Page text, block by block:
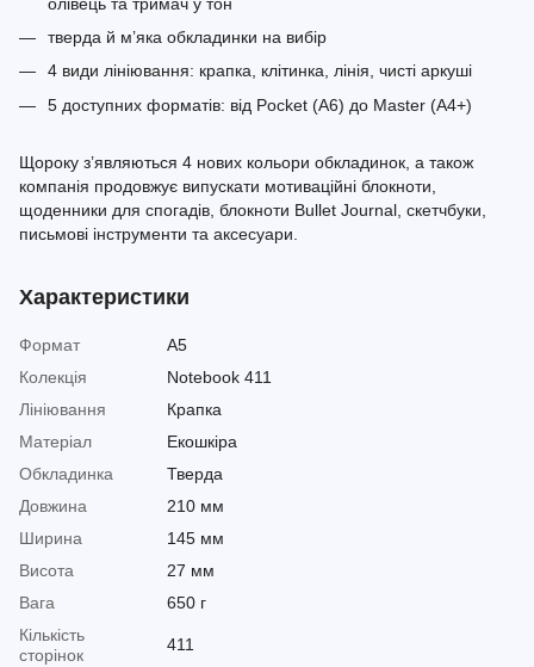
тверда й м’яка обкладинки на вибір
4 види лініювання: крапка, клітинка, лінія, чисті аркуші
5 доступних форматів: від Pocket (A6) до Master (A4+)
Щороку з’являються 4 нових кольори обкладинок, а також
компанія продовжує випускати мотиваційні блокноти,
щоденники для спогадів, блокноти Bullet Journal, скетчбуки,
письмові інструменти та аксесуари.
Характеристики
Формат
A5
Колекція
Notebook 411
Лініювання
Крапка
Матеріал
Екошкіра
Обкладинка
Тверда
Довжина
210 мм
Ширина
145 мм
Висота
27 мм
Вага
650 г
Кількість
сторінок
411